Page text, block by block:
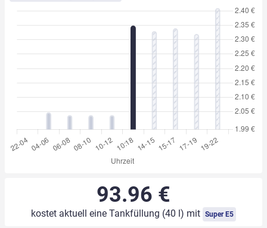
93.96 €
kostet aktuell eine Tankfüllung (40 l) mit Super E5